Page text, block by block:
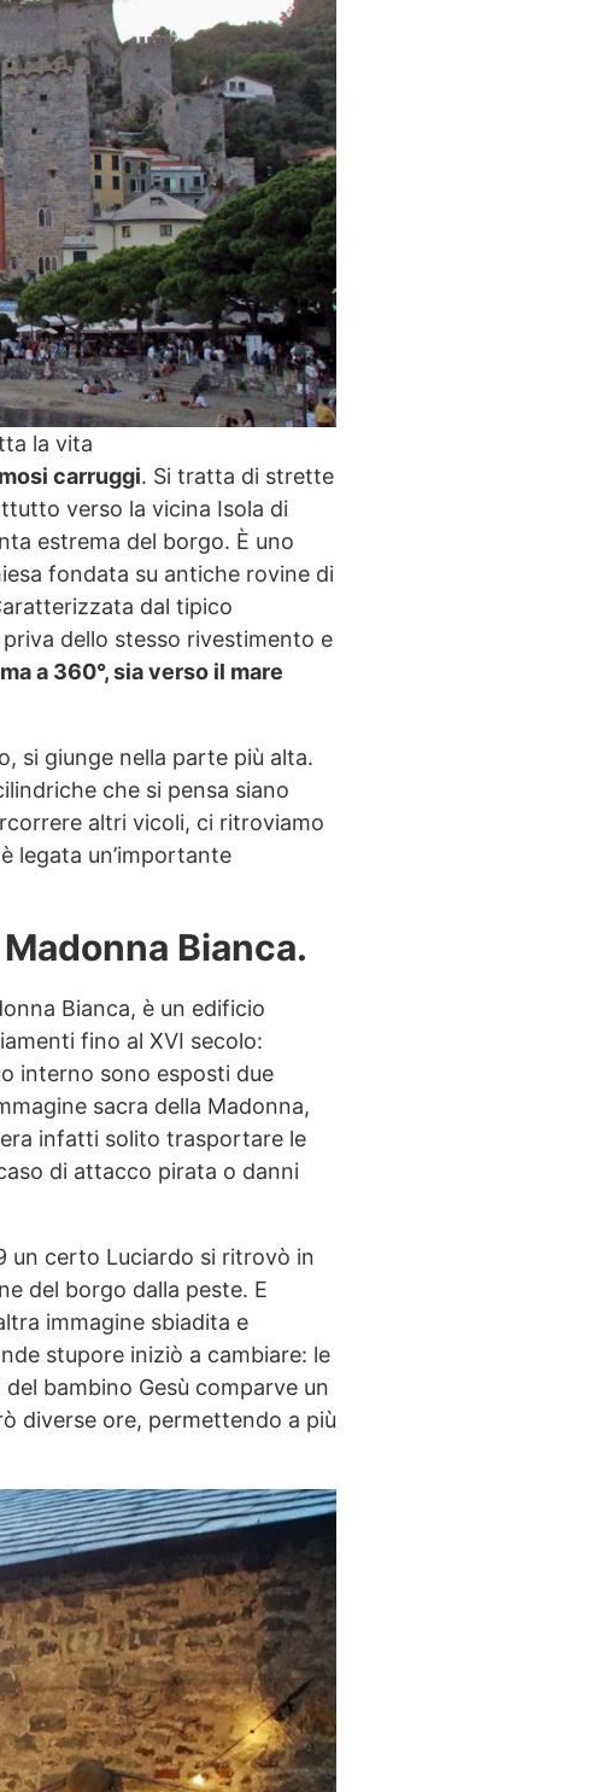
la vita
carruggi. Si tratta di strette
verso la vicina Isola di
estrema del borgo. È uno
fondata su antiche rovine di
dal tipico
dello stesso rivestimento e
a 360°, sia verso il mare
si giunge nella parte più alta.
che si pensa siano
altri vicoli, ci ritroviamo
legata un’importante
Bianca.
Bianca, è un edificio
fino al XVI secolo:
interno sono esposti due
sacra della Madonna,
infatti solito trasportare le
di attacco pirata o danni
un certo Luciardo si ritrovò in
del borgo dalla peste. E
immagine sbiadita e
stupore iniziò a cambiare: le
bambino Gesù comparve un
diverse ore, permettendo a più